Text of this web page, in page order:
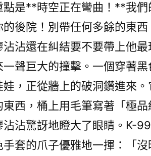
點是**時空正在彎曲！**我們
的後院！別帶任何多餘的東
沾沾還在糾結要不要帶上他
一聲巨大的撞擊。一個穿著
，正從牆上的破洞鑽進來
東西，桶上用毛筆寫著「極
沾驚訝地瞪大了眼睛。K-
手套的爪子優雅地一揮：「